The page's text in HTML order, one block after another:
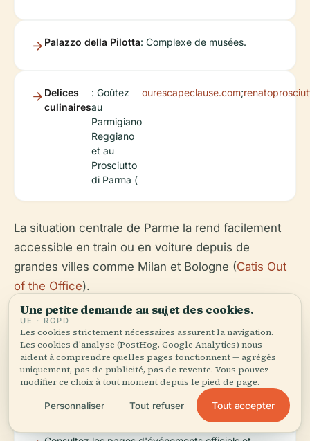
Palazzo della Pilotta: Complexe de musées.
Delices
culinaires
: Goûtez
au
Parmigiano
Reggiano
et au
Prosciutto
di Parma (
ourescapeclause.com;
La situation centrale de Parme la rend facilement
accessible en train ou en voiture depuis de
grandes villes comme Milan et Bologne (Catis Out
of the Office).
Conseils de Voyage
Une petite demande au sujet des cookies.
UE · RGPD
Les cookies strictement nécessaires assurent la navigation.
Les cookies d'analyse (PostHog, Google Analytics) nous
aident à comprendre quelles pages fonctionnent — agrégés
uniquement, pas de publicité, pas de revente. Vous pouvez
modifier ce choix à tout moment depuis le pied de page.
Personnaliser Tout refuser Tout accepter